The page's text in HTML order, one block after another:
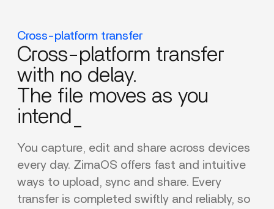
Cross-platform transfer
Cross-platform transfer
with no delay.
The file moves as you
intend_
You capture, edit and share across devices
every day. ZimaOS offers fast and intuitive
ways to upload, sync and share. Every
transfer is completed swiftly and reliably, so